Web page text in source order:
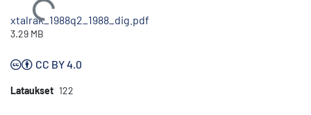
Ladataan...
xtalrak_1988q2_1988_dig.pdf
3.29 MB
CC BY 4.0
Lataukset 122